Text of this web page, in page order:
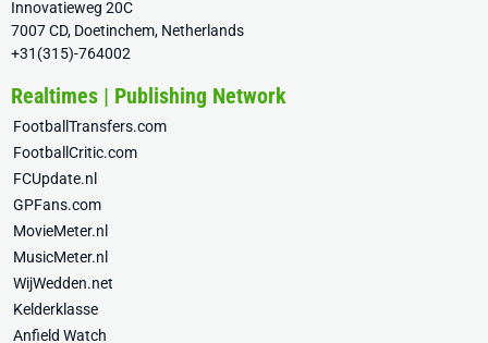
Innovatieweg 20C
7007 CD, Doetinchem, Netherlands
+31(315)-764002
Realtimes | Publishing Network
FootballTransfers.com
FootballCritic.com
FCUpdate.nl
GPFans.com
MovieMeter.nl
MusicMeter.nl
WijWedden.net
Kelderklasse
Anfield Watch